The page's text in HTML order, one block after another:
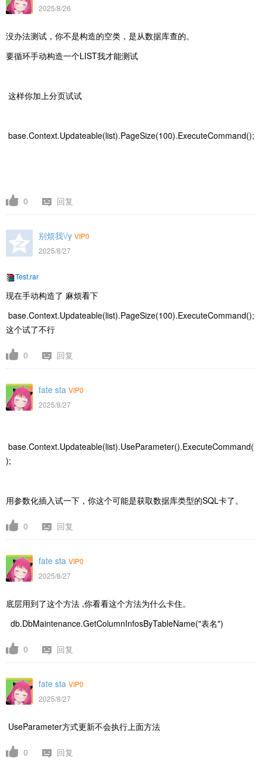
2025/8/26
没办法测试，你不是构造的空类，是从数据库查的。
要循环手动构造一个LIST我才能测试
这样你加上分页试试
base.Context.Updateable(list).PageSize(100).ExecuteCommand();
0 回复
别烦我\/y VIP0
2025/8/27
Test.rar
现在手动构造了 麻烦看下
base.Context.Updateable(list).PageSize(100).ExecuteCommand();
这个试了不行
0 回复
fate sta VIP0
2025/8/27
base.Context.Updateable(list).UseParameter().ExecuteCommand(
);
用参数化插入试一下，你这个可能是获取数据库类型的SQL卡了。
0 回复
fate sta VIP0
2025/8/27
底层用到了这个方法 ,你看看这个方法为什么卡住。
db.DbMaintenance.GetColumnInfosByTableName("表名")
0 回复
fate sta VIP0
2025/8/27
UseParameter方式更新不会执行上面方法
0 回复